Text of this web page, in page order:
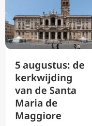
5 augustus: de
kerkwijding
van de Santa
Maria de
Maggiore